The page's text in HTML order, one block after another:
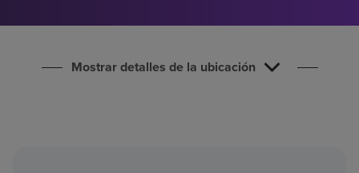
Mostrar detalles de la ubicación